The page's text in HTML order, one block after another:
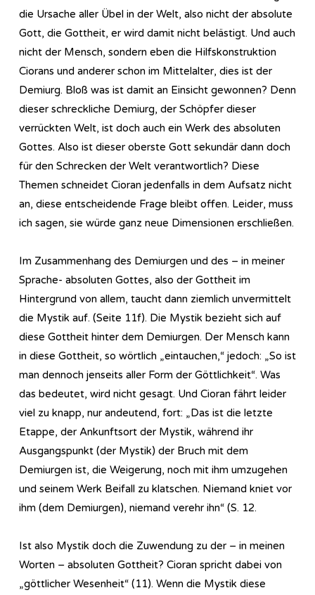
die Ursache aller Übel in der Welt, also nicht der absolute
Gott, die Gottheit, er wird damit nicht belästigt. Und auch
nicht der Mensch, sondern eben die Hilfskonstruktion
Ciorans und anderer schon im Mittelalter, dies ist der
Demiurg. Bloß was ist damit an Einsicht gewonnen? Denn
dieser schreckliche Demiurg, der Schöpfer dieser
verrückten Welt, ist doch auch ein Werk des absoluten
Gottes. Also ist dieser oberste Gott sekundär dann doch
für den Schrecken der Welt verantwortlich? Diese
Themen schneidet Cioran jedenfalls in dem Aufsatz nicht
an, diese entscheidende Frage bleibt offen. Leider, muss
ich sagen, sie würde ganz neue Dimensionen erschließen.
Im Zusammenhang des Demiurgen und des – in meiner
Sprache- absoluten Gottes, also der Gottheit im
Hintergrund von allem, taucht dann ziemlich unvermittelt
die Mystik auf. (Seite 11f). Die Mystik bezieht sich auf
diese Gottheit hinter dem Demiurgen. Der Mensch kann
in diese Gottheit, so wörtlich „eintauchen,“ jedoch: „So ist
man dennoch jenseits aller Form der Göttlichkeit“. Was
das bedeutet, wird nicht gesagt. Und Cioran fährt leider
viel zu knapp, nur andeutend, fort: „Das ist die letzte
Etappe, der Ankunftsort der Mystik, während ihr
Ausgangspunkt (der Mystik) der Bruch mit dem
Demiurgen ist, die Weigerung, noch mit ihm umzugehen
und seinem Werk Beifall zu klatschen. Niemand kniet vor
ihm (dem Demiurgen), niemand verehr ihn“ (S. 12.
Ist also Mystik doch die Zuwendung zu der – in meinen
Worten – absoluten Gottheit? Cioran spricht dabei von
„göttlicher Wesenheit“ (11). Wenn die Mystik diese